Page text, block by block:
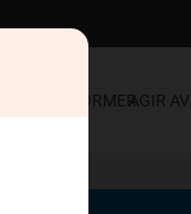
S’INFORMERAGIR